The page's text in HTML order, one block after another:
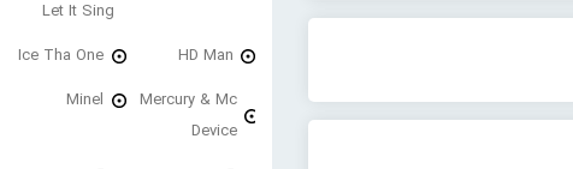
Let It Sing
HD Man
Ice Tha One
Mercury & Mc
Device
Minel